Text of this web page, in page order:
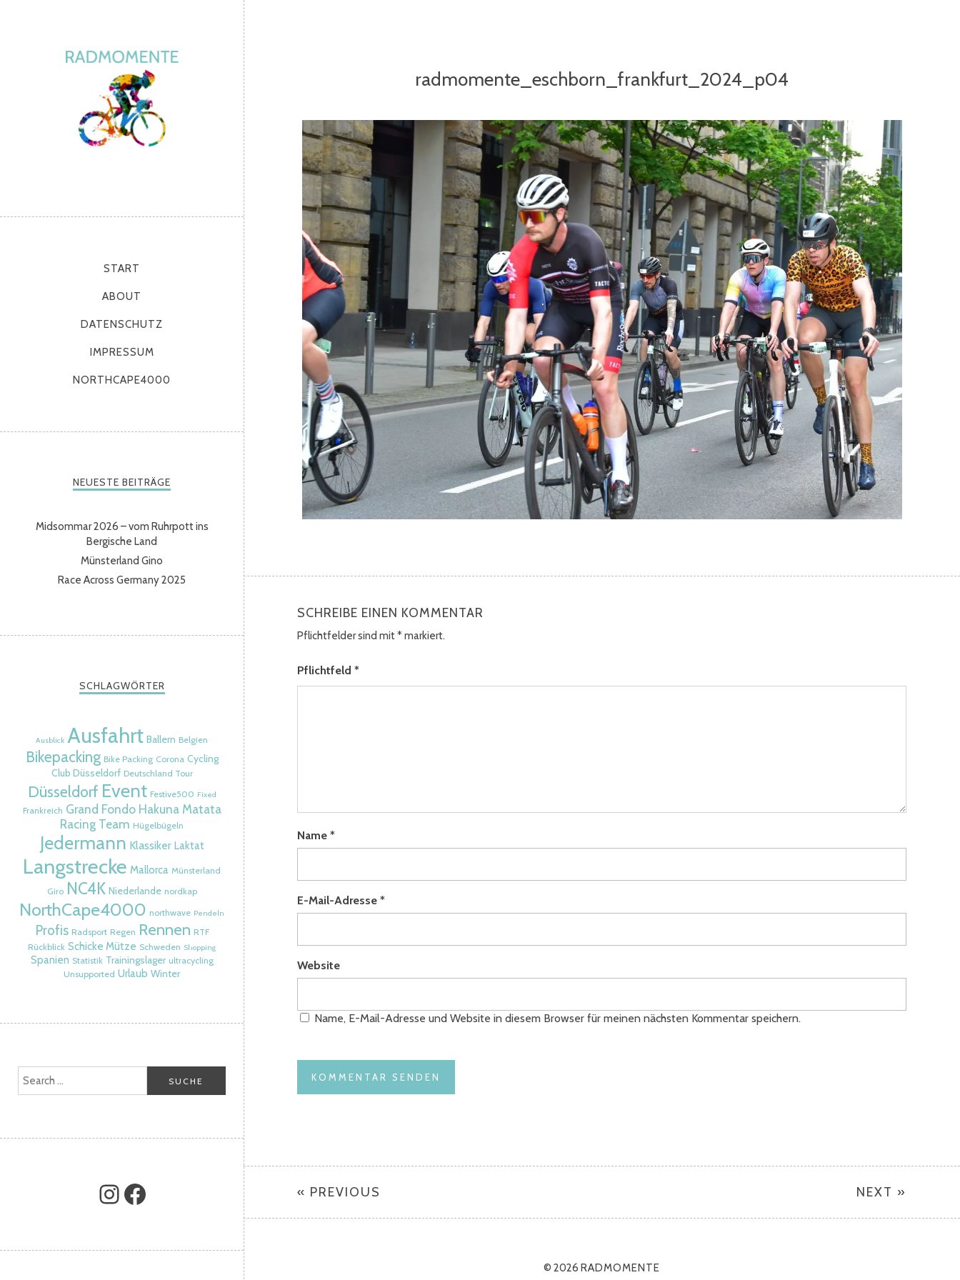
START
ABOUT
DATENSCHUTZ
IMPRESSUM
NORTHCAPE4000
NEUESTE BEITRÄGE
Midsommar 2026 – vom Ruhrpott ins
Bergische Land
Münsterland Gino
Race Across Germany 2025
SCHLAGWÖRTER
Ausblick Ausfahrt Ballern Belgien
Bikepacking Bike Packing Corona Cycling
Club Düsseldorf Deutschland Tour
Düsseldorf Event Festive500 Fixed
Frankreich Grand Fondo Hakuna Matata
Racing Team Hügelbügeln
Jedermann Klassiker Laktat
Langstrecke Mallorca Münsterland
Giro NC4K Niederlande nordkap
NorthCape4000 northwave Pendeln
Profis Radsport Regen Rennen RTF
Rückblick Schicke Mütze Schweden Shopping
Spanien Statistik Trainingslager ultracycling
Unsupported Urlaub Winter
radmomente_eschborn_frankfurt_2024_p04
SCHREIBE EINEN KOMMENTAR
Pflichtfelder sind mit*markiert.
Pflichtfeld*
Name*
E-Mail-Adresse*
Website
Name, E-Mail-Adresse und Website in diesem Browser für meinen nächsten Kommentar speichern.
« PREVIOUS NEXT »
© 2026RADMOMENTE